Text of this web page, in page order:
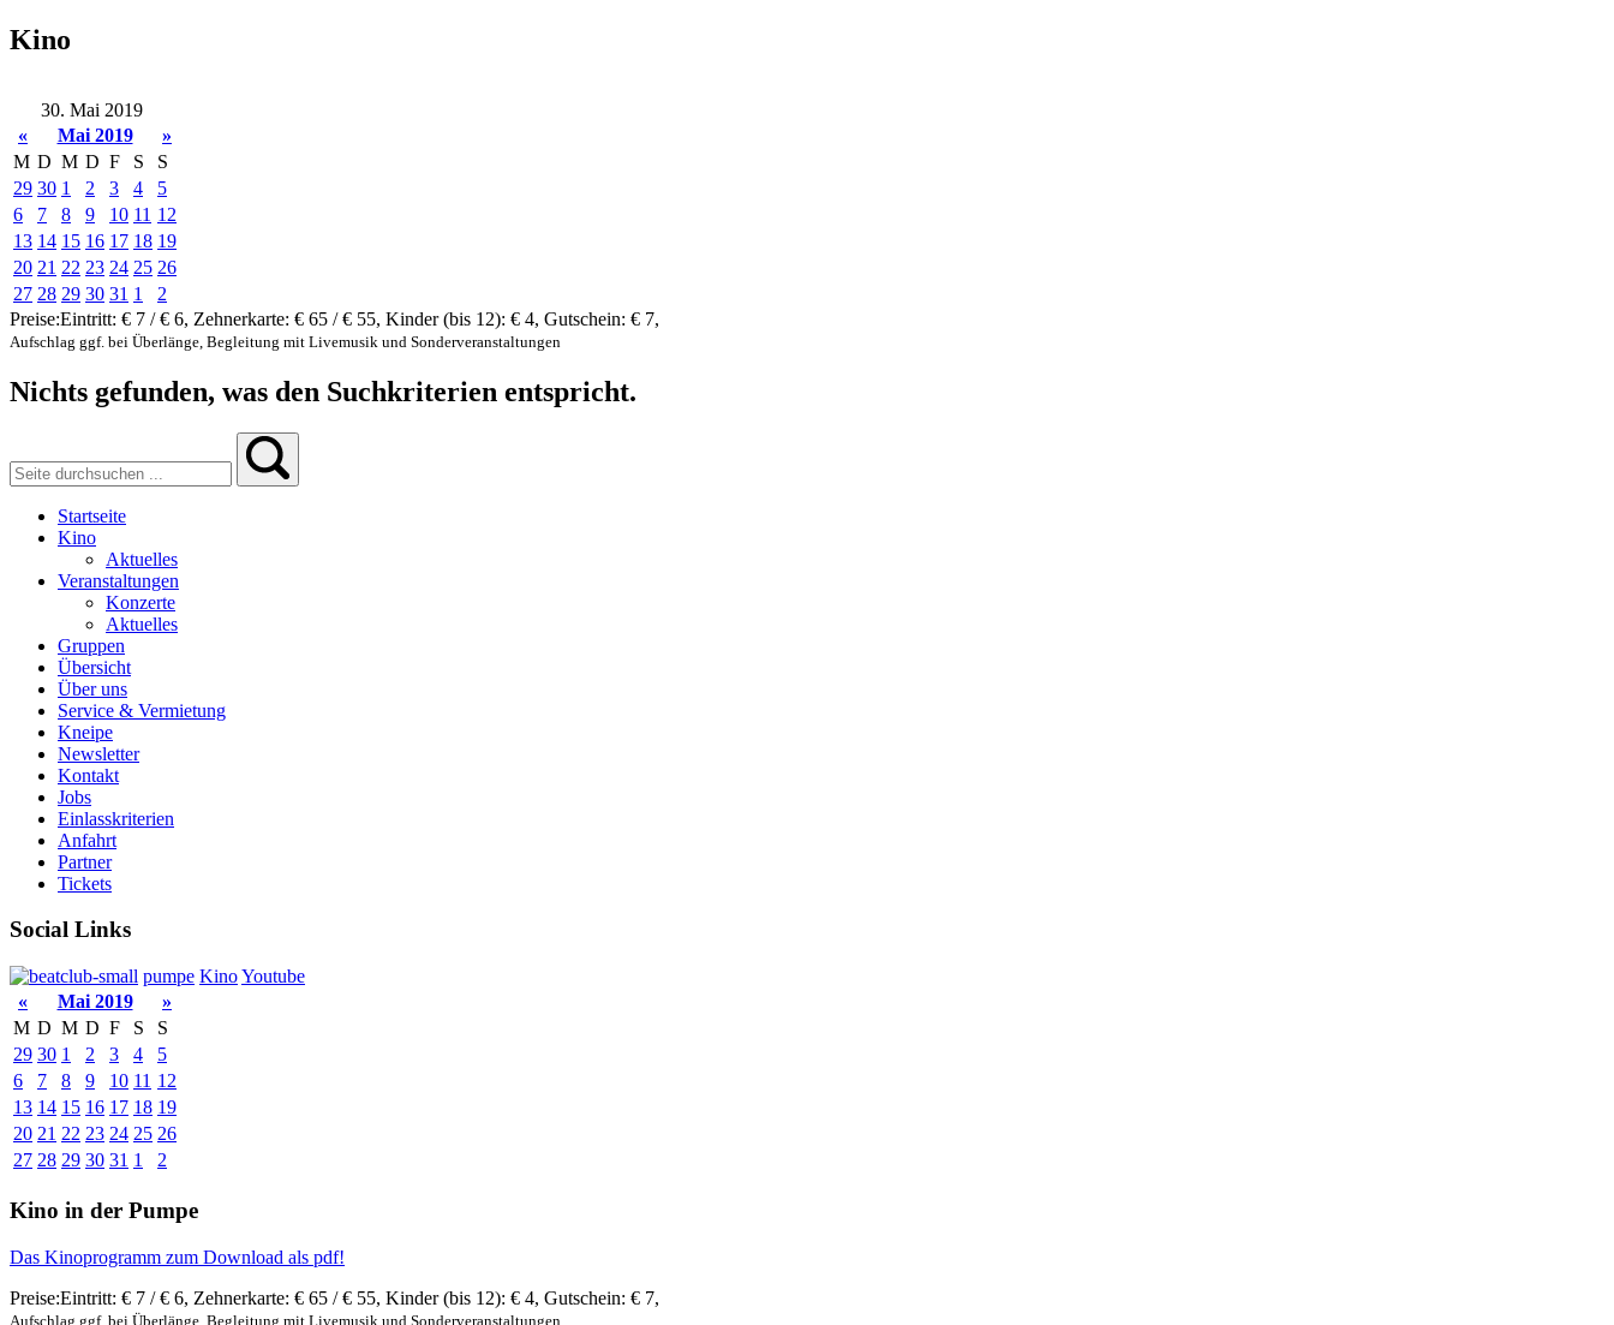
Kino
30. Mai 2019
«
Mai 2019
»
M D M D F S
S
29 30 1 2 3 4
5
6
7 8 9 10 11 12
13 14 15 16 17 18 19
20 21 22 23 24 25 26
27 28 29 30 31 1
2
Preise:Eintritt: € 7 / € 6, Zehnerkarte: € 65 / € 55, Kinder (bis 12): € 4, Gutschein: € 7,
Aufschlag ggf. bei Überlänge, Begleitung mit Livemusik und Sonderveranstaltungen
Nichts gefunden, was den Suchkriterien entspricht.
Startseite
Kino
Aktuelles
Veranstaltungen
Konzerte
Aktuelles
Gruppen
Übersicht
Über uns
Service & Vermietung
Kneipe
Newsletter
Kontakt
Jobs
Einlasskriterien
Anfahrt
Partner
Tickets
Social Links
pumpe KinoYoutube
«
Mai 2019
»
M D M D F S
S
29 30 1 2 3 4
5
6
7 8 9 10 11 12
13 14 15 16 17 18 19
20 21 22 23 24 25 26
27 28 29 30 31 1 2
Kino in der Pumpe
Das Kinoprogramm zum Download als pdf!
Preise:Eintritt: € 7 / € 6, Zehnerkarte: € 65 / € 55, Kinder (bis 12): € 4, Gutschein: € 7,
Aufschlag ggf. bei Überlänge, Begleitung mit Livemusik und Sonderveranstaltungen